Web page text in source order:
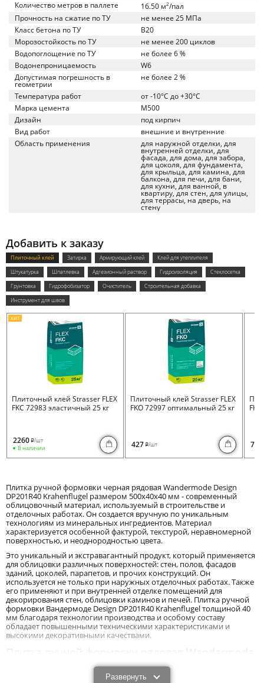
Количество метров в паллете 16.50 м2/пал
Прочность на сжатие по ТУ
не менее 25 МПа
Класс бетона по ТУ
B20
Морозостойкость по ТУ
не менее 200 циклов
Водопоглощение по ТУ
не более 6 %
Водонепроницаемость
W6
Допустимая погрешность в
геометрии
не более 2 %
Температура работ
от -10°C до +30°C
Марка цемента
M500
Дизайн
под кирпич
Вид работ
внешние и внутренние
Область применения
для наружной отделки, для
внутренней отделки, для
фасада, для дома, для забора,
для цоколя, для фундамента,
для крыльца, для камина, для
балкона, для печи, для бани,
для кухни, для ванной, в
квартиру, для стен, для улицы,
для террасы, на дверь, на
стену
Добавить к заказу
Плиточный клей Затирка Армирующий клей
Клей для утеплителя
Штукатурка
Шпатлевка Адгезионный раствор Гидроизоляция
Стеклосетка
Грунтовка
Гидрофобизатор Очиститель
Строительная добавка
Инструмент для швов
ХИТ
Плиточный клей Strasser FLEX
FKC 72983 эластичный 25 кг
2260 i/шт
В наличии
Плиточный клей Strasser FLEX
FKO 72997 оптимальный 25 кг
427 i/шт 730
Плитка ручной формовки черная рядовая Wandermode Design
DP201R40 Krahenflugel размером 500x40x40 мм - современный
облицовочный материал, используемый в строительстве и
отделочных работах. Он создается вручную по уникальным
технологиям из минеральных ингредиентов. Материал
характеризуется особенной фактурой, текстурой, неравномерной
поверхностью, и неоднородностью цвета.
Это уникальный и экстравагантный продукт, который применяется
для облицовки различных поверхностей: стен, полов, фасадов
зданий, цоколей, парапетов, и прочих конструкций. Он
используется не только при наружных отделочных работах. Также
его применяют и при внутренней отделке помещений для
декорирования стен, облицовки каминов и печей. Плитка ручной
формовки Вандермоде Design DP201R40 Krahenflugel толщиной 40
мм благодаря технологии производства и особому составу
обладает повышенными техническими характеристиками и
высокими декоративными качествами.
Плитка ручной формовки рядовая Wandermode
Design DP201R40 Krahenflugel толщиной 40 мм:
преимущества и характеристики.
Развернуть